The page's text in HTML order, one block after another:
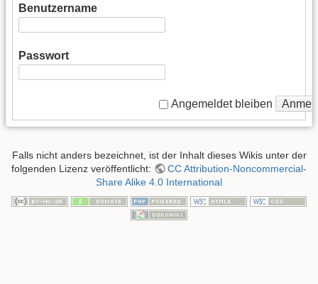
Benutzername
Passwort
Angemeldet bleiben
Falls nicht anders bezeichnet, ist der Inhalt dieses Wikis unter der
folgenden Lizenz veröffentlicht:
CC Attribution-Noncommercial-
Share Alike 4.0 International